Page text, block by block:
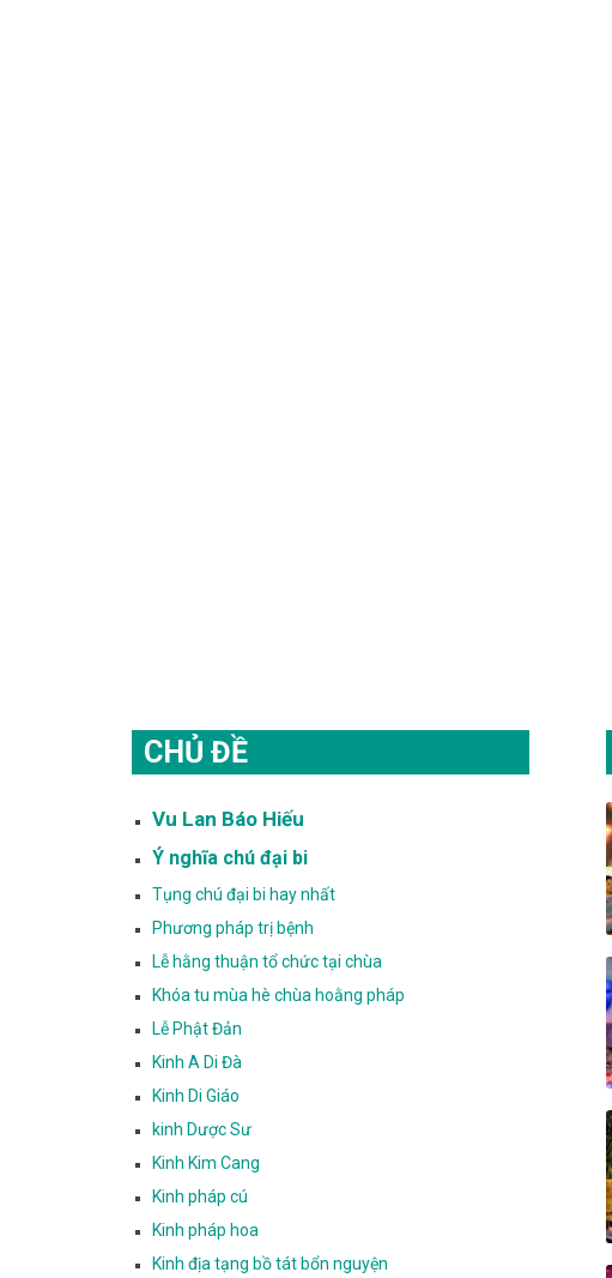
CHỦ ĐỀ
Vu Lan Báo Hiếu
Ý nghĩa chú đại bi
Tụng chú đại bi hay nhất
Phương pháp trị bệnh
Lễ hằng thuận tổ chức tại chùa
Khóa tu mùa hè chùa hoằng pháp
Lễ Phật Đản
Kinh A Di Đà
Kinh Di Giáo
kinh Dược Sư
Kinh Kim Cang
Kinh pháp cú
Kinh pháp hoa
Kinh địa tạng bồ tát bổn nguyện